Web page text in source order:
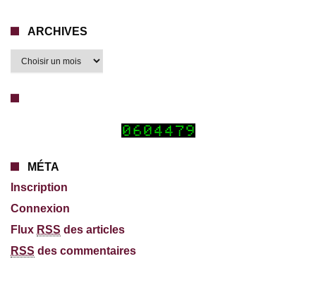
ARCHIVES
MÉTA
Inscription
Connexion
Flux RSS des articles
RSS des commentaires